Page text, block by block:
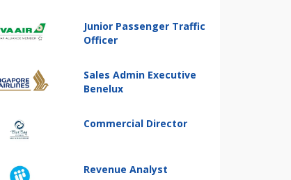
Junior Passenger Traffic
Officer
Sales Admin Executive
Benelux
Commercial Director
Revenue Analyst